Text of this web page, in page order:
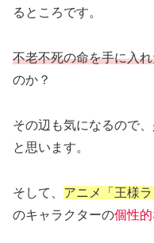
るところです。
不老不死の命を手に入
のか？
その辺も気になるので
と思います。
そして、 アニメ「王様
のキャラクターの個性